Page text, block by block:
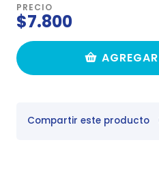
PRECIO
$7.800
Compartir este producto